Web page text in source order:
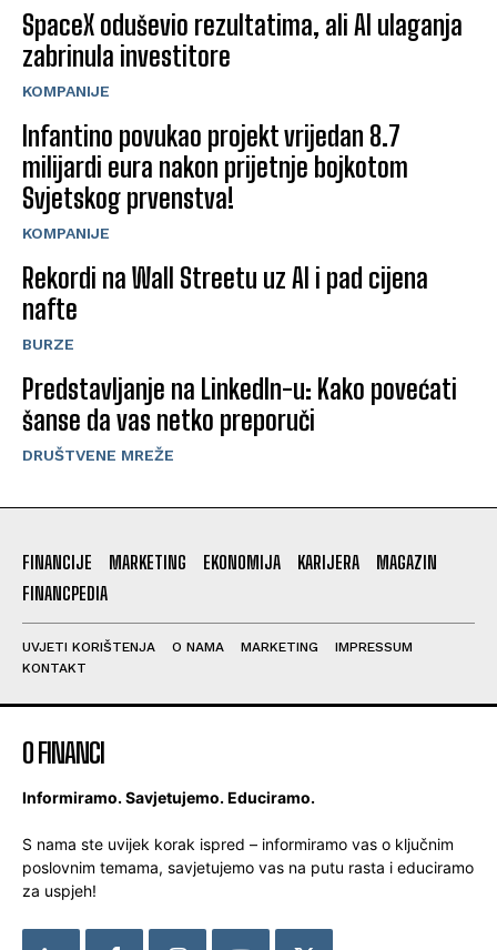
SpaceX oduševio rezultatima, ali AI ulaganja
zabrinula investitore
KOMPANIJE
Infantino povukao projekt vrijedan 8.7
milijardi eura nakon prijetnje bojkotom
Svjetskog prvenstva!
KOMPANIJE
Rekordi na Wall Streetu uz AI i pad cijena
nafte
BURZE
Predstavljanje na LinkedIn-u: Kako povećati
šanse da vas netko preporuči
DRUŠTVENE MREŽE
FINANCIJE MARKETING EKONOMIJA KARIJERA
MAGAZIN
FINANCPEDIA
UVJETI KORIŠTENJA O NAMA MARKETING
IMPRESSUM
KONTAKT
O FINANCI
Informiramo. Savjetujemo. Educiramo.
S nama ste uvijek korak ispred – informiramo vas o ključnim
poslovnim temama, savjetujemo vas na putu rasta i educiramo
za uspjeh!